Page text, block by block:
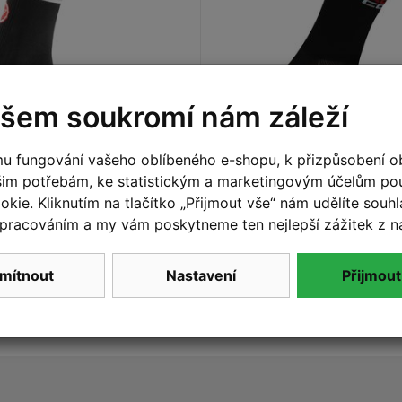
L/XL, XXL
ponožky
black
L/XL,XXL
Castelli - pánské
Rosso Corsa 6 cm,
449 Kč
soukromí nám záleží
fungování vašeho oblíbeného e-shopu, k přizpůsobení
potřebám, ke statistickým a marketingovým účelům
Kliknutím na tlačítko „Přijmout vše“ nám udělíte
a my vám poskytneme ten nejlepší zážitek z
Nastavení